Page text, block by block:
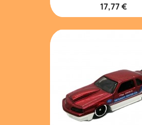
17,77 €